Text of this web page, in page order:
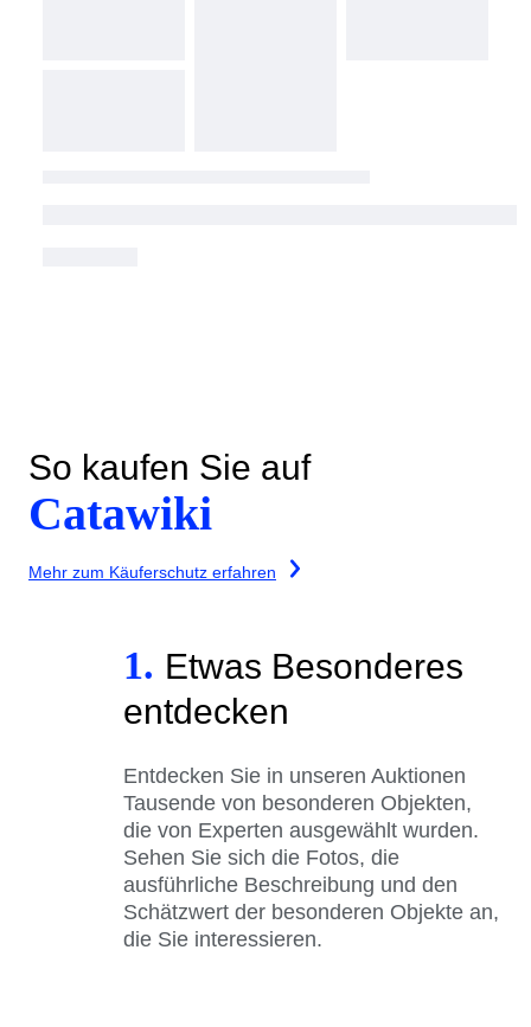
So kaufen Sie auf
Catawiki
Mehr zum Käuferschutz erfahren
1. Etwas Besonderes
entdecken
Entdecken Sie in unseren Auktionen
Tausende von besonderen Objekten,
die von Experten ausgewählt wurden.
Sehen Sie sich die Fotos, die
ausführliche Beschreibung und den
Schätzwert der besonderen Objekte an,
die Sie interessieren.